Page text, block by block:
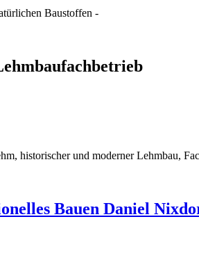
Baustoffen -
historischer und moderner Lehmbau,
Bauen Daniel